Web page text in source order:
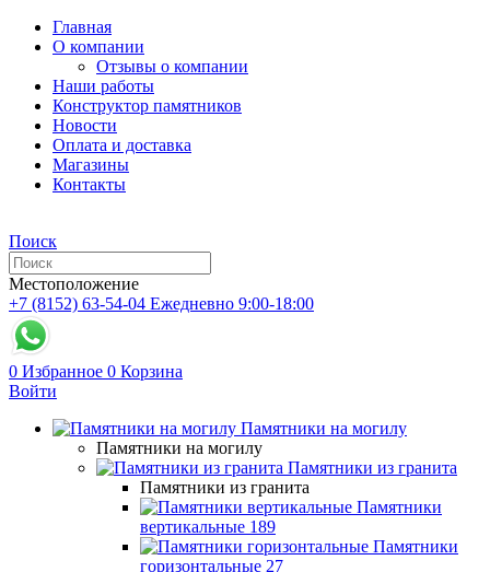
Главная
О компании
Отзывы о компании
Наши работы
Конструктор памятников
Новости
Оплата и доставка
Магазины
Контакты
Поиск
Местоположение
+7 (8152) 63-54-04 Ежедневно 9:00-18:00
0 Избранное 0 Корзина
Войти
Памятники на могилу
Памятники на могилу
Памятники из гранита
Памятники из гранита
Памятники
вертикальные 189
Памятники
горизонтальные 27